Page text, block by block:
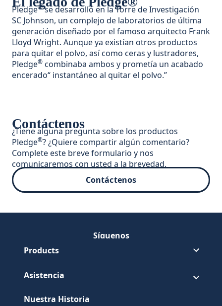
Pledge®se desarrolló en la Torre de Investigación
SC Johnson, un complejo de laboratorios de última
generación diseñado por el famoso arquitecto Frank
Lloyd Wright. Aunque ya existían otros productos
para quitar el polvo, así como ceras y lustradores,
Pledge® combinaba ambos y prometía un acabado
encerado“ instantáneo al quitar el polvo.”
Contáctenos
¿Tiene alguna pregunta sobre los productos
Pledge®? ¿Quiere compartir algún comentario?
Complete este breve formulario y nos
comunicaremos con usted a la brevedad.
Contáctenos
Síguenos
Síguenos Pledge en Facebook
(Opens in a new tab)
Síguenos Pledge en Youtube
(Opens in a new tab)
Products
Asistencia
Nuestra Historia